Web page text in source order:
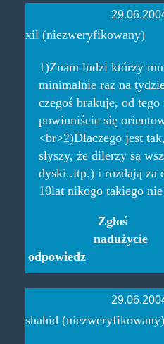
xil (niezweryfikowany)
1)Znam ludzi którzy
minimalnie raz na
czegoś brakuje, od
powinniście się
<br>2)Dlaczego jest
słyszy, że dilerzy są
dyski..itp.) i rozdają za
10lat nikogo takiego nie
odpowiedz
Zgłoś
nadużycie
shahid (niezweryfikowany)